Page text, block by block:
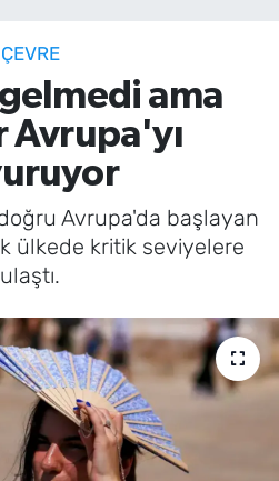
ÇEVRE
ama
Avrupa'yı
doğru Avrupa'da başlayan
ülkede kritik seviyelere
ulaştı.